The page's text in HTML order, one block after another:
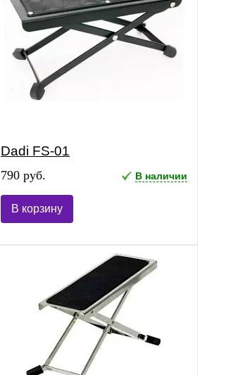
Dadi FS-01
790 руб. В наличии
В корзину